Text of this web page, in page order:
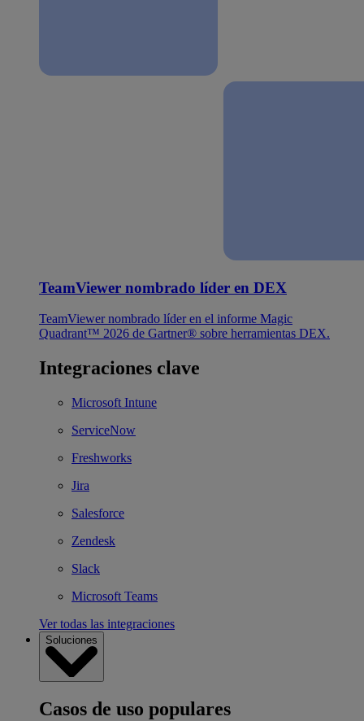
TeamViewer nombrado líder en DEX
TeamViewer nombrado líder en el informe Magic
Quadrant™ 2026 de Gartner® sobre herramientas DEX.
Integraciones clave
Microsoft Intune
ServiceNow
Freshworks
Jira
Salesforce
Zendesk
Slack
Microsoft Teams
Ver todas las integraciones
Soluciones
Casos de uso populares